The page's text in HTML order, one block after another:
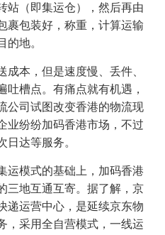
站（即集运仓），然后再由
裹包装好，称重，计算运输
的地。
成本，但是速度慢、丢件、
吐槽点。有痛点就有机遇，
公司试图改变香港的物流现
业纷纷加码香港市场，不过
日达等服务。
运模式的基础上，加码香港
三地互通互寄。据了解，京
递运营中心，是延续京东物
，采用全自营模式，一线运